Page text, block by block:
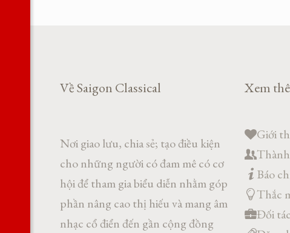
Về Saigon Classical
Nơi giao lưu, chia sẻ; tạo điều kiện
cho những người có đam mê có cơ
hội để tham gia biểu diễn nhằm góp
phần nâng cao thị hiếu và mang âm
nhạc cổ điển đến gần cộng đồng
Xem
Giới
Báo
Thắc
Đối